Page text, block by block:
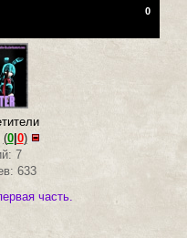
0
(0| 0)
7
633
часть.